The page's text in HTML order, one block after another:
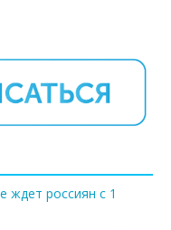
ждет россиян с 1